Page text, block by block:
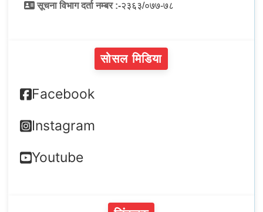
सूचना विभाग दर्ता नम्बर :-२३६३/०७७-७८
सोसल मिडिया
Facebook
Instagram
Youtube